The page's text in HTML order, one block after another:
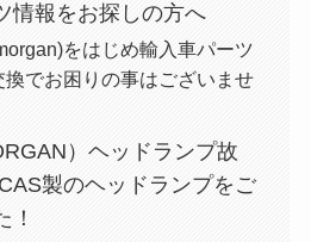
情報をお探しの方へ
をはじめ輸入車パーツ
換でお困りの事はございませ
）ヘッドランプ故
製のヘッドランプをご
！